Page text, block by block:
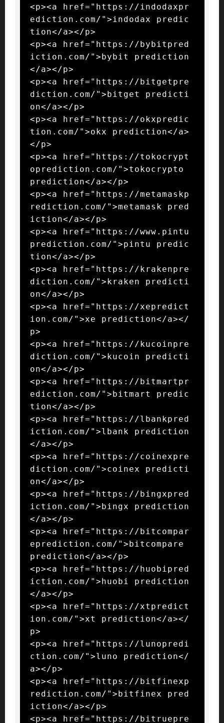
<p><a href="https://indodaxpr
ediction.com/">indodax predic
tion</a></p>
<p><a href="https://bybitpred
iction.com/">bybit prediction
</a></p>
<p><a href="https://bitgetpre
diction.com/">bitget predicti
on</a></p>
<p><a href="https://okxpredic
tion.com/">okx prediction</a>
</p>
<p><a href="https://tokocrypt
oprediction.com/">tokocrypto
prediction</a></p>
<p><a href="https://metamaskp
rediction.com/">metamask pred
iction</a></p>
<p><a href="https://www.pintu
prediction.com/">pintu predic
tion</a></p>
<p><a href="https://krakenpre
diction.com/">kraken predicti
on</a></p>
<p><a href="https://xepredict
ion.com/">xe prediction</a></
p>
<p><a href="https://kucoinpre
diction.com/">kucoin predicti
on</a></p>
<p><a href="https://bitmartpr
ediction.com/">bitmart predic
tion</a></p>
<p><a href="https://lbankpred
iction.com/">lbank prediction
</a></p>
<p><a href="https://coinexpre
diction.com/">coinex predicti
on</a></p>
<p><a href="https://bingxpred
iction.com/">bingx prediction
</a></p>
<p><a href="https://bitcompar
eprediction.com/">bitcompare
prediction</a></p>
<p><a href="https://huobipred
iction.com/">huobi prediction
</a></p>
<p><a href="https://xtpredict
ion.com/">xt prediction</a></
p>
<p><a href="https://lunopredi
ction.com/">luno prediction</
a></p>
<p><a href="https://bitfinexp
rediction.com/">bitfinex pred
iction</a></p>
<p><a href="https://bitruepre